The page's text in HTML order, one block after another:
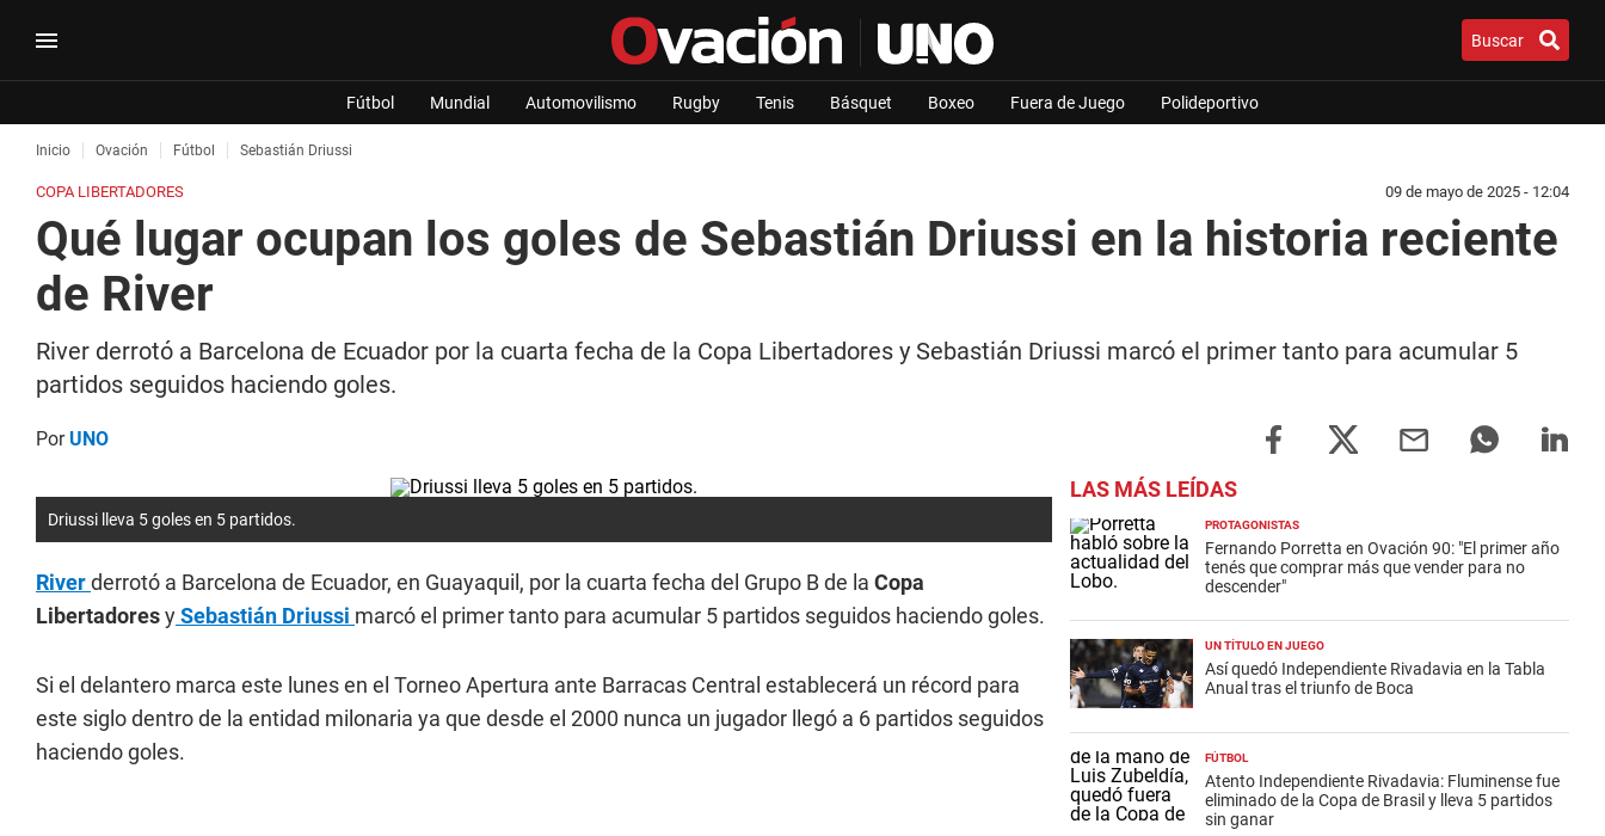
Buscar
Fútbol Mundial Automovilismo Rugby Tenis Básquet Boxeo Fuera de Juego Polideportivo
Inicio Ovación Fútbol Sebastián Driussi
COPA LIBERTADORES 09 de mayo de 2025 - 12:04
Qué lugar ocupan los goles de Sebastián Driussi en la historia reciente
de River
River derrotó a Barcelona de Ecuador por la cuarta fecha de la Copa Libertadores y Sebastián Driussi marcó el primer tanto para acumular 5
partidos seguidos haciendo goles.
PorUNO
Driussi lleva 5 goles en 5 partidos.
Riverderrotó a Barcelona de Ecuador, en Guayaquil, por la cuarta fecha del Grupo B de la Copa
LibertadoresySebastián Driussi marcó el primer tanto para acumular 5 partidos seguidos haciendo goles.
Si el delantero marca este lunes en el Torneo Apertura ante Barracas Central establecerá un récord para
este siglo dentro de la entidad milonaria ya que desde el 2000 nunca un jugador llegó a 6 partidos seguidos
haciendo goles.
LAS MÁS LEÍDAS
PROTAGONISTAS
Fernando Porretta en Ovación 90: "El primer año
tenés que comprar más que vender para no
descender"
UN TÍTULO EN JUEGO
Así quedó Independiente Rivadavia en la Tabla
Anual tras el triunfo de Boca
FÚTBOL
Atento Independiente Rivadavia: Fluminense fue
eliminado de la Copa de Brasil y lleva 5 partidos
sin ganar